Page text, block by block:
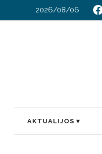
2026/08/06
AKTUALIJOS